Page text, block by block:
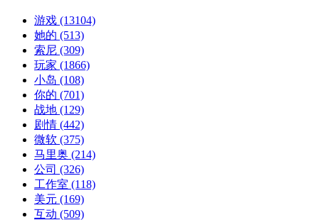
游戏 (13104)
她的 (513)
索尼 (309)
玩家 (1866)
小岛 (108)
你的 (701)
战地 (129)
剧情 (442)
微软 (375)
马里奥 (214)
公司 (326)
工作室 (118)
美元 (169)
互动 (509)